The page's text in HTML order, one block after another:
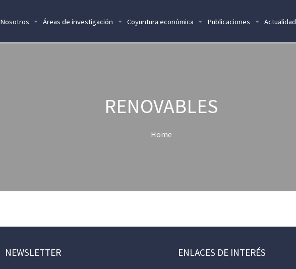
Nosotros Áreas de investigación Coyuntura económica Publicaciones Actualidad
RENOVABLES
Home
NEWSLETTER ENLACES DE INTERÉS